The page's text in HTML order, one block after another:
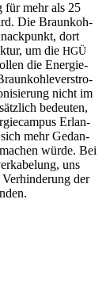
für mehr als 25
Die Braun­koh­
dort
um die HGÜ
die Ener­gie­
nicht im
bedeu­ten,
Erlan­
mehr Gedan­
wür­de. Bei
uns
Ver­hin­de­rung der